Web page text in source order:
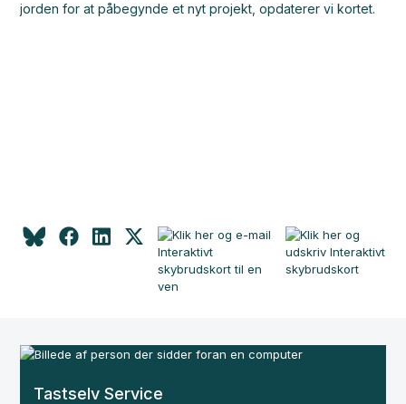
jorden for at påbegynde et nyt projekt, opdaterer vi kortet.
Tastselv Service